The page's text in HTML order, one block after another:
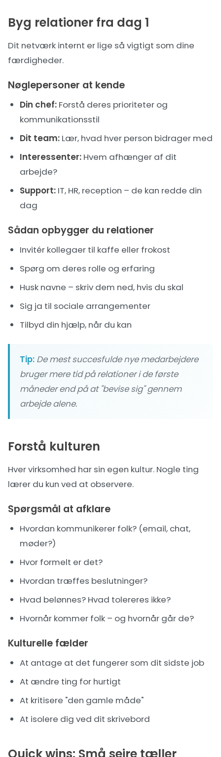
Byg relationer fra dag 1
Dit netværk internt er lige så vigtigt som dine
færdigheder.
Nøglepersoner at kende
Din chef: Forstå deres prioriteter og
kommunikationsstil
Dit team: Lær, hvad hver person bidrager med
Interessenter: Hvem afhænger af dit
arbejde?
Support: IT, HR, reception – de kan redde din
dag
Sådan opbygger du relationer
Invitér kollegaer til kaffe eller frokost
Spørg om deres rolle og erfaring
Husk navne – skriv dem ned, hvis du skal
Sig ja til sociale arrangementer
Tilbyd din hjælp, når du kan
Tip: De mest succesfulde nye medarbejdere
bruger mere tid på relationer i de første
måneder end på at "bevise sig" gennem
arbejde alene.
Forstå kulturen
Hver virksomhed har sin egen kultur. Nogle ting
lærer du kun ved at observere.
Spørgsmål at afklare
Hvordan kommunikerer folk? (email, chat,
møder?)
Hvor formelt er det?
Hvordan træffes beslutninger?
Hvad belønnes? Hvad tolereres ikke?
Hvornår kommer folk – og hvornår går de?
Kulturelle fælder
At antage at det fungerer som dit sidste job
At ændre ting for hurtigt
At kritisere "den gamle måde"
At isolere dig ved dit skrivebord
Quick wins: Små sejre tæller